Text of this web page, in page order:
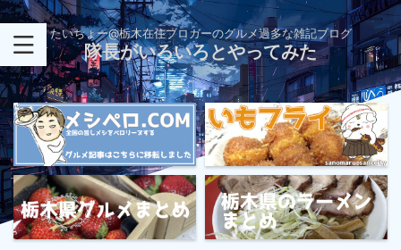
たいちょー@栃木在住ブロガーのグルメ過多な雑記ブログ
隊長がいろいろとやってみた